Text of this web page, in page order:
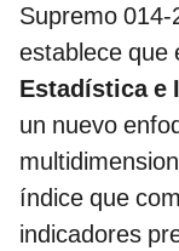
Supremo
establece que
Estadística e
un nuevo
índice que
indicadores